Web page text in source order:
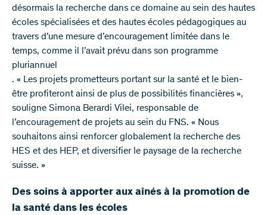
désormais la recherche dans ce domaine au sein des hautes
écoles spécialisées et des hautes écoles pédagogiques au
travers d’une mesure d’encouragement limitée dans le
temps, comme il l’avait prévu dans son programme
pluriannuel
. « Les projets prometteurs portant sur la santé et le bien-
être profiteront ainsi de plus de possibilités financières »,
souligne Simona Berardi Vilei, responsable de
l’encouragement de projets au sein du FNS. « Nous
souhaitons ainsi renforcer globalement la recherche des
HES et des HEP, et diversifier le paysage de la recherche
suisse. »
Des soins à apporter aux aînés à la promotion de
la santé dans les écoles